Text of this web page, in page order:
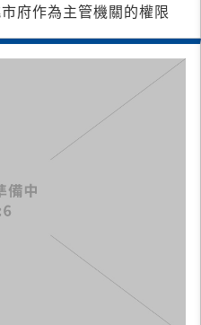
次凸顯桃市府作為主管機關的權限